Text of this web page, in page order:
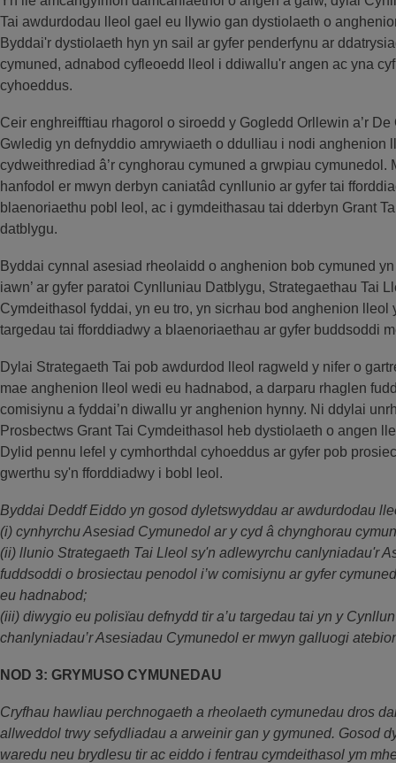
Tai awdurdodau lleol gael eu llywio gan dystiolaeth o
Byddai'r dystiolaeth hyn yn sail ar gyfer penderfynu ar
cymuned, adnabod cyfleoedd lleol i ddiwallu'r angen ac yna
cyhoeddus.
Ceir enghreifftiau rhagorol o siroedd y Gogledd Orllewin a’r
Gwledig yn defnyddio amrywiaeth o ddulliau i nodi anghenion
cydweithrediad â’r cynghorau cymuned a grwpiau cymunedol.
hanfodol er mwyn derbyn caniatâd cynllunio ar gyfer tai
blaenoriaethu pobl leol, ac i gymdeithasau tai dderbyn Grant
datblygu.
Byddai cynnal asesiad rheolaidd o anghenion bob cymuned
iawn’ ar gyfer paratoi Cynlluniau Datblygu, Strategaethau Tai
Cymdeithasol fyddai, yn eu tro, yn sicrhau bod anghenion lleol
targedau tai fforddiadwy a blaenoriaethau ar gyfer buddsoddi
Dylai Strategaeth Tai pob awdurdod lleol ragweld y nifer o
mae anghenion lleol wedi eu hadnabod, a darparu rhaglen
comisiynu a fyddai’n diwallu yr anghenion hynny. Ni ddylai
Prosbectws Grant Tai Cymdeithasol heb dystiolaeth o angen
Dylid pennu lefel y cymhorthdal cyhoeddus ar gyfer pob
gwerthu sy'n fforddiadwy i bobl leol.
Byddai Deddf Eiddo yn gosod dyletswyddau ar awdurdodau
(i) cynhyrchu Asesiad Cymunedol ar y cyd â chynghorau
(ii) llunio Strategaeth Tai Lleol sy'n adlewyrchu canlyniadau'r
fuddsoddi o brosiectau penodol i’w comisiynu ar gyfer
eu hadnabod;
(iii) diwygio eu polisïau defnydd tir a’u targedau tai yn y
chanlyniadau’r Asesiadau Cymunedol er mwyn galluogi
NOD 3: GRYMUSO CYMUNEDAU
Cryfhau hawliau perchnogaeth a rheolaeth cymunedau dros
allweddol trwy sefydliadau a arweinir gan y gymuned. Gosod
waredu neu brydlesu tir ac eiddo i fentrau cymdeithasol ym